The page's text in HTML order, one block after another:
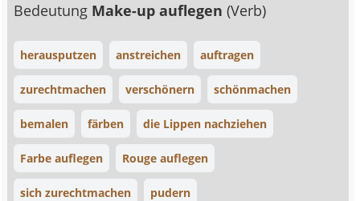
Bedeutung Make-up auflegen(Verb)
herausputzen anstreichen auftragen
zurechtmachen verschönern schönmachen
bemalen färben die Lippen nachziehen
Farbe auflegen Rouge auflegen
sich zurechtmachen pudern